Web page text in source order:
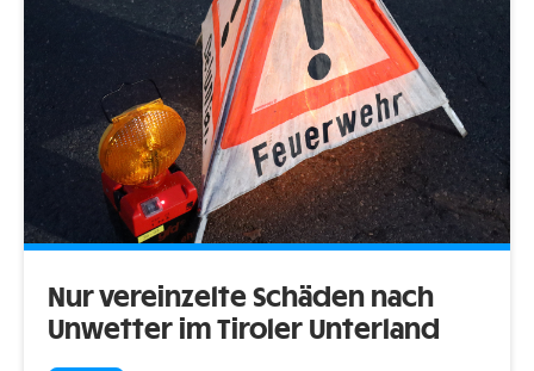
Nur vereinzelte Schäden nach
Unwetter im Tiroler Unterland